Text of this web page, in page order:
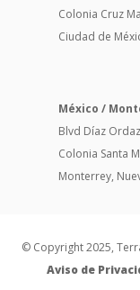
Colonia Cruz
Ciudad de
México /
Blvd Díaz
Colonia Santa
Monterrey,
© Copyright 2025,
Aviso de